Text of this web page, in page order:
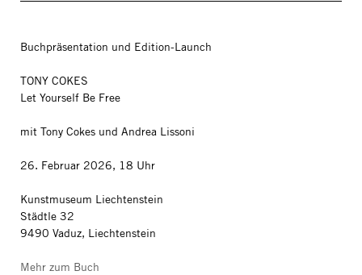
Buchpräsentation und Edition-Launch
TONY COKES
Let Yourself Be Free
mit Tony Cokes und Andrea Lissoni
26. Februar 2026, 18 Uhr
Kunstmuseum Liechtenstein
Städtle 32
9490 Vaduz, Liechtenstein
Mehr zum Buch